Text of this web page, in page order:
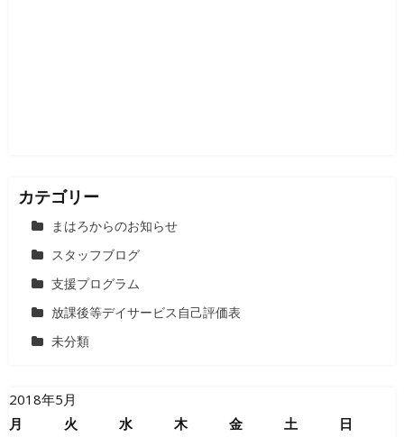
カテゴリー
まはろからのお知らせ
スタッフブログ
支援プログラム
放課後等デイサービス自己評価表
未分類
2018年5月
月
火 水 木 金 土 日